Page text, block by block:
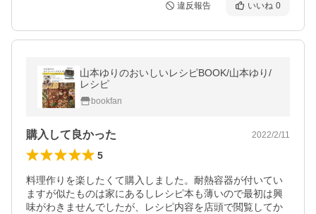
違反報告 いいね 0
山本ゆりのおいしいレシピBOOK/山本ゆり/
レシピ
bookfan
購入して良かった 2022/2/11
5
料理作りを楽したくて購入しました。耐熱容器が付いてい
ますが似たものは家にあるしレシピ本も薄いので最初は興
味がわきませんでしたが、レシピ内容を店頭で閲覧してか